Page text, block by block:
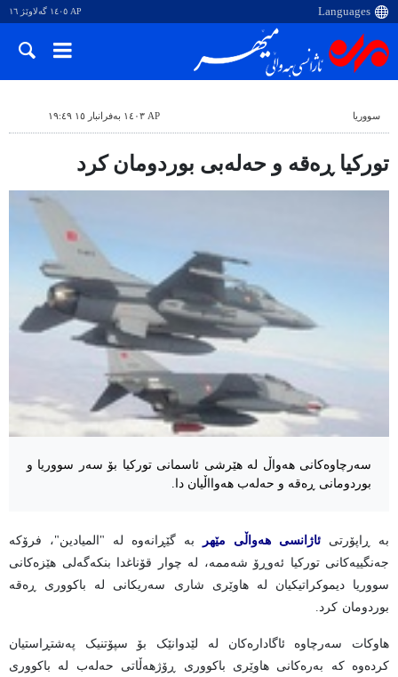
AP ١٤٠٥ گەلاوێژ ١٦
سووریا AP ١٤٠٣ بەفرانبار ١٥ ١٩:٤٩
تورکیا ڕەقە و حەلەبی بوردومان کرد
سەرچاوەکانی هەواڵ لە هێرشی ئاسمانی تورکیا بۆ سەر سووریا و
بوردومانی ڕەقە و حەلەب هەوااڵیان دا.
بە ڕاپۆرتی ئاژانسی هەواڵی مێهر
بە گێڕانەوە لە "المیادین"، فرۆکە
جەنگییەکانی تورکیا ئەوڕۆ شەممە، لە چوار قۆناغدا بنکەگەلی هێزەکانی
سووریا دیموکراتیکیان لە هاوێری شاری سەریکانی لە باکووری ڕەقە
بوردومان کرد.
هاوکات سەرچاوە ئاگادارەکان لە لێدوانێک بۆ سپۆتنیک پەشتڕاستیان
کردەوە کە بەرەکانی هاوێری باکووری ڕۆژهەڵاتی حەلەب لە باکووری